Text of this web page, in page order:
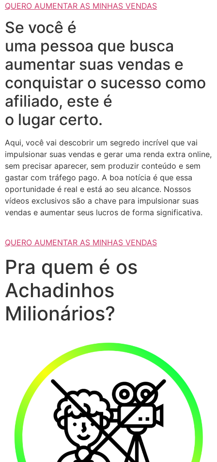
QUERO AUMENTAR AS MINHAS VENDAS
Se você é
uma pessoa que busca
aumentar suas vendas e
conquistar o sucesso como
afiliado, este é
o lugar certo.
Aqui, você vai descobrir um segredo incrível que vai
impulsionar suas vendas e gerar uma renda extra online,
sem precisar aparecer, sem produzir conteúdo e sem
gastar com tráfego pago. A boa notícia é que essa
oportunidade é real e está ao seu alcance. Nossos
vídeos exclusivos são a chave para impulsionar suas
vendas e aumentar seus lucros de forma significativa.
QUERO AUMENTAR AS MINHAS VENDAS
Pra quem é os
Achadinhos
Milionários?